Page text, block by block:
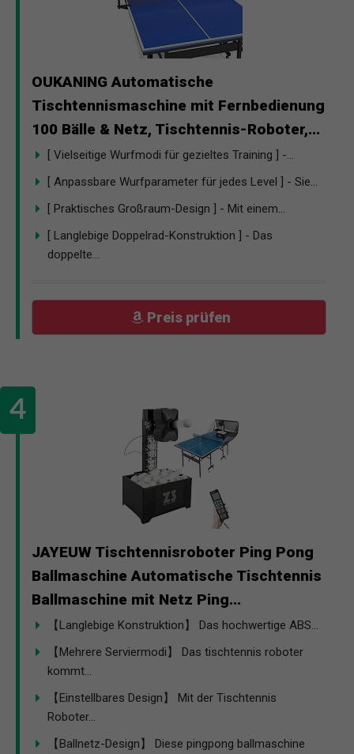
OUKANING Automatische
Tischtennismaschine mit Fernbedienung
100 Bälle & Netz, Tischtennis-Roboter,...
[ Vielseitige Wurfmodi für gezieltes Training ] -...
[ Anpassbare Wurfparameter für jedes Level ] - Sie...
[ Praktisches Großraum-Design ] - Mit einem...
[ Langlebige Doppelrad-Konstruktion ] - Das
doppelte...
Preis prüfen
JAYEUW Tischtennisroboter Ping Pong
Ballmaschine Automatische Tischtennis
Ballmaschine mit Netz Ping...
【Langlebige Konstruktion】 Das hochwertige ABS...
【Mehrere Serviermodi】 Das tischtennis roboter
kommt...
【Einstellbares Design】 Mit der Tischtennis
Roboter...
【Ballnetz-Design】 Diese pingpong ballmaschine